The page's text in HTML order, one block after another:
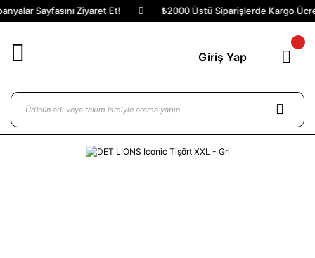
Sayfasını Ziyaret Et! ₺2000 Üstü Siparişlerde Kargo
Giriş Yap